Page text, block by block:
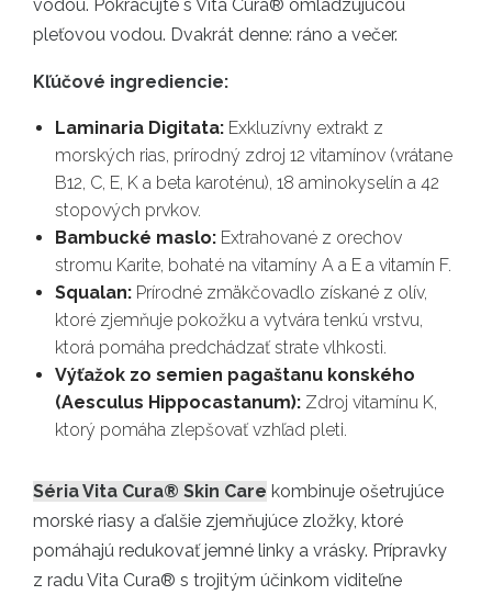
vodou. Pokračujte s Vita Cura® omladzujúcou
pleťovou vodou. Dvakrát denne: ráno a večer.
Kľúčové ingrediencie:
Laminaria Digitata: Exkluzívny extrakt z
morských rias, prírodný zdroj 12 vitamínov (vrátane
B12, C, E, K a beta karoténu), 18 aminokyselín a 42
stopových prvkov.
Bambucké maslo: Extrahované z orechov
stromu Karite, bohaté na vitamíny A a E a vitamín F.
Squalan: Prírodné zmäkčovadlo získané z olív,
ktoré zjemňuje pokožku a vytvára tenkú vrstvu,
ktorá pomáha predchádzať strate vlhkosti.
Výťažok zo semien pagaštanu konského
(Aesculus Hippocastanum): Zdroj vitamínu K,
ktorý pomáha zlepšovať vzhľad pleti.
Séria Vita Cura® Skin Care kombinuje ošetrujúce
morské riasy a ďalšie zjemňujúce zložky, ktoré
pomáhajú redukovať jemné linky a vrásky. Prípravky
z radu Vita Cura® s trojitým účinkom viditeľne